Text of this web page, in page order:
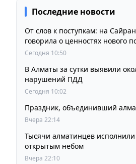
Последние новости
От слов к поступкам: на
говорила о ценностях нового
Сегодня 10:50
В Алматы за сутки выявили
нарушений ПДД
Сегодня 10:02
Праздник, объединивший
Вчера 22:14
Тысячи алматинцев
открытым небом
Вчера 22:10